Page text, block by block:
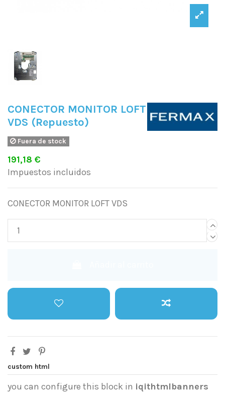
CONECTOR MONITOR LOFT
VDS (Repuesto)
Fuera de stock
191,18 €
Impuestos incluidos
CONECTOR MONITOR LOFT VDS
custom html
you can configure this block in iqithtmlbanners